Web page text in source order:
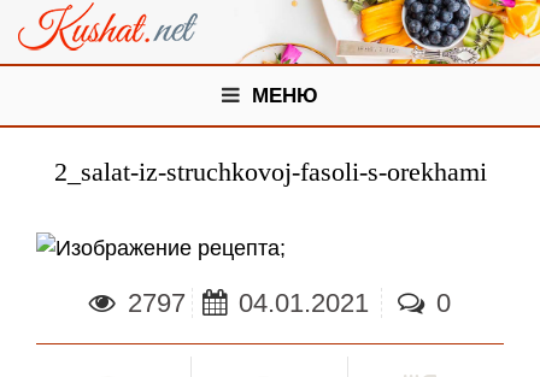
МЕНЮ
2_salat-iz-struchkovoj-fasoli-s-orekhami
;
2797 04.01.2021 0